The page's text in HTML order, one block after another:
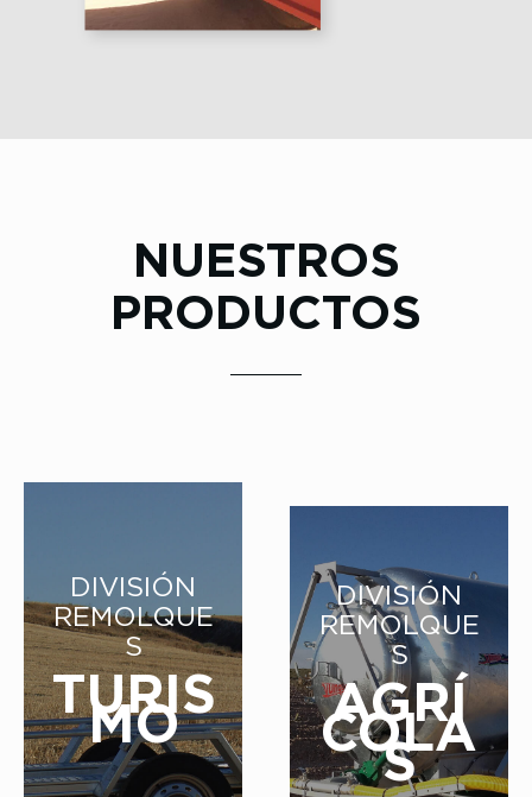
NUESTROS
PRODUCTOS
DIVISIÓN
REMOLQUE
S
TURIS
MO
DIVISIÓN
REMOLQUE
S
AGRÍ
COLA
S